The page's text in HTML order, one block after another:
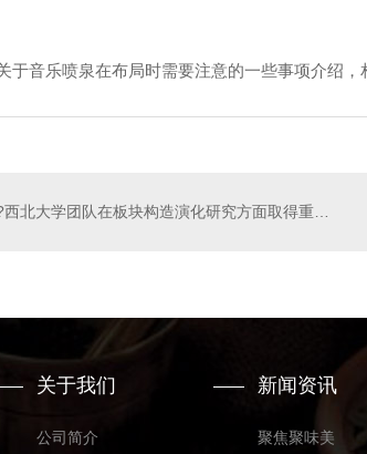
音乐喷泉在布局时需要注意的一些事项介绍，
?西北大学团队在板块构造演化研究方面取得重要进展
关于我们
公司简介
新闻资讯
聚焦聚味美